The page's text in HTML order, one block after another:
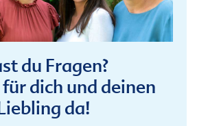
du Fragen?
dich und deinen
da!